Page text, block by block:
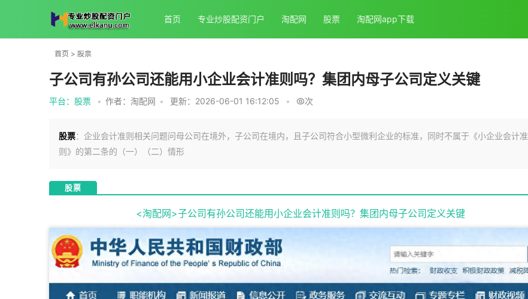
首页 专业炒股配资门户 淘配网 股票 淘配网app下载
首页 > 股票
子公司有孙公司还能用小企业会计准则吗？集团内母子公司定义关键
平台：股票 • 作者：淘配网 • 更新：2026-06-01 16:12:05 • 次
股票：企业会计准则相关问题问母公司在境外，子公司在境内，且子公司符合小型微利企业的标准，同时不属于《小企业会计准
则》的第二条的（一）（二）情形
股票
<淘配网>子公司有孙公司还能用小企业会计准则吗？集团内母子公司定义关键